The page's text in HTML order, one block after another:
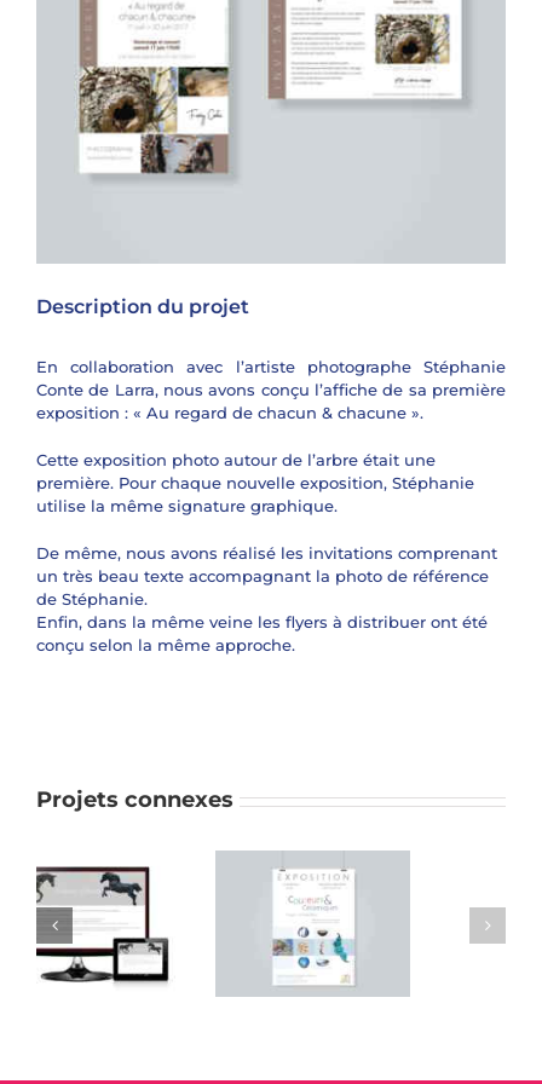
Description du projet
En collaboration avec l’artiste photographe Stéphanie
Conte de Larra, nous avons conçu l’affiche de sa première
exposition : « Au regard de chacun & chacune ».
Cette exposition photo autour de l’arbre était une
première. Pour chaque nouvelle exposition, Stéphanie
utilise la même signature graphique.
De même, nous avons réalisé les invitations comprenant
un très beau texte accompagnant la photo de référence
de Stéphanie.
Enfin, dans la même veine les flyers à distribuer ont été
conçu selon la même approche.
Projets connexes